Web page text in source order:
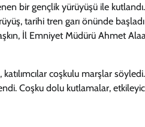
bir gençlik yürüyüşü ile
tarihi tren garı önünde
İl Emniyet Müdürü Ahmet
katılımcılar coşkulu marşlar
Coşku dolu kutlamalar,